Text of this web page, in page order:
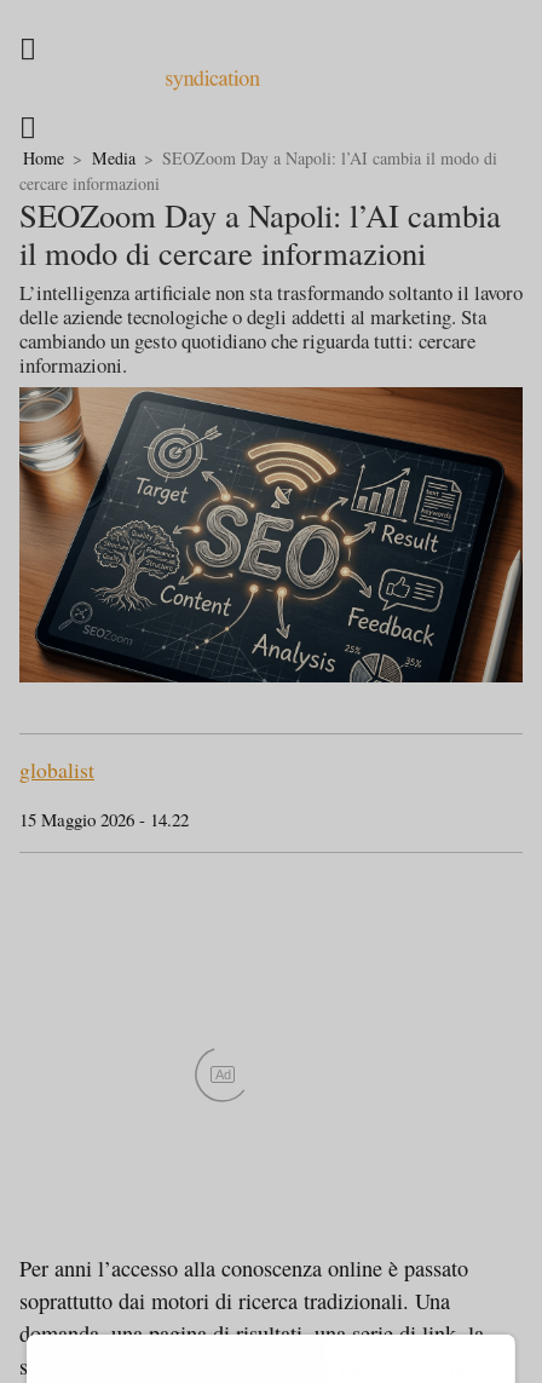
Home > Media > SEOZoom Day a Napoli: l’AI cambia il modo di
cercare informazioni
SEOZoom Day a Napoli: l’AI cambia
il modo di cercare informazioni
L’intelligenza artificiale non sta trasformando soltanto il lavoro
delle aziende tecnologiche o degli addetti al marketing. Sta
cambiando un gesto quotidiano che riguarda tutti: cercare
informazioni.
globalist
15 Maggio 2026 - 14.22
Ad
Per anni l’accesso alla conoscenza online è passato
soprattutto dai motori di ricerca tradizionali. Una
domanda, una pagina di risultati, una serie di link, la
scelta dell’utente. Oggi, invece, una parte crescente di